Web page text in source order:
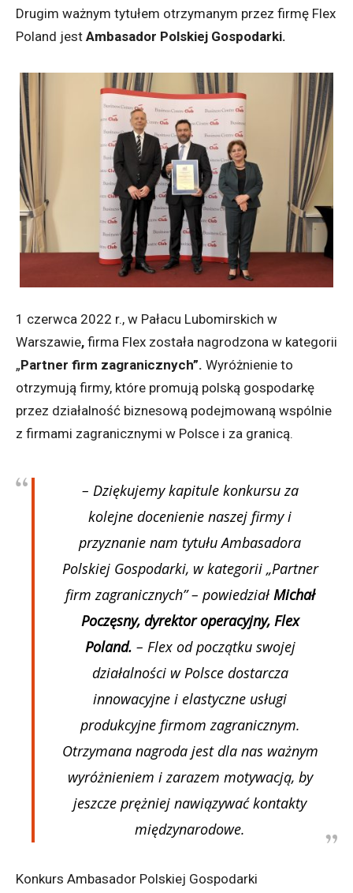
Drugim ważnym tytułem otrzymanym przez firmę Flex
Poland jest Ambasador Polskiej Gospodarki.
1 czerwca 2022 r., w Pałacu Lubomirskich w
Warszawie, firma Flex została nagrodzona w kategorii
„Partner firm zagranicznych”. Wyróżnienie to
otrzymują firmy, które promują polską gospodarkę
przez działalność biznesową podejmowaną wspólnie
z firmami zagranicznymi w Polsce i za granicą.
– Dziękujemy kapitule konkursu za
kolejne docenienie naszej firmy i
przyznanie nam tytułu Ambasadora
Polskiej Gospodarki, w kategorii „Partner
firm zagranicznych” – powiedział Michał
Poczęsny, dyrektor operacyjny, Flex
Poland. – Flex od początku swojej
działalności w Polsce dostarcza
innowacyjne i elastyczne usługi
produkcyjne firmom zagranicznym.
Otrzymana nagroda jest dla nas ważnym
wyróżnieniem i zarazem motywacją, by
jeszcze prężniej nawiązywać kontakty
międzynarodowe.
Konkurs Ambasador Polskiej Gospodarki